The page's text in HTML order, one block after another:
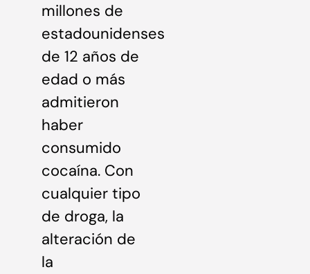
millones de
estadounidenses
de 12 años de
edad o más
admitieron
haber
consumido
cocaína. Con
cualquier tipo
de droga, la
alteración de
la